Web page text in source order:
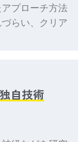
プローチ方法
らい、クリア
自技術